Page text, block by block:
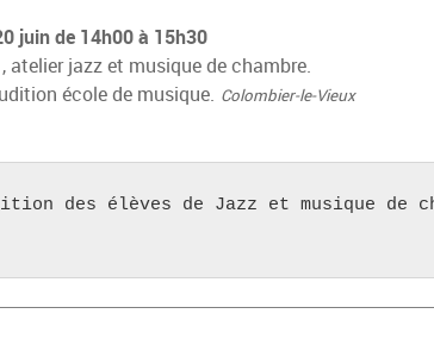
juin de 14h00 à 15h30
atelier jazz et musique de chambre.
école de musique. Colombier-le-Vieux
des élèves de Jazz et musique de